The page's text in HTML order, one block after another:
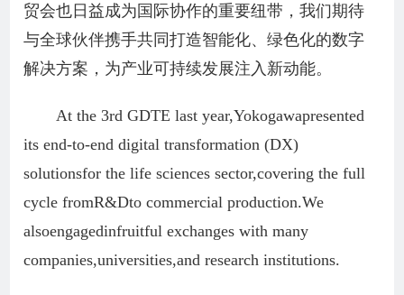
贸会也日益成为国际协作的重要纽带，我们期待
与全球伙伴携手共同打造智能化、绿色化的数字
解决方案，为产业可持续发展注入新动能。
At the 3rd GDTE last year,Yokogawapresented
its end-to-end digital transformation (DX)
solutionsfor the life sciences sector,covering the full
cycle fromR&Dto commercial production.We
alsoengagedinfruitful exchanges with many
companies,universities,and research institutions.